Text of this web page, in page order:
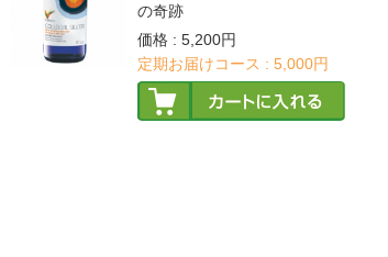
の奇跡
価格 :5,200円
定期お届けコース :5,000円